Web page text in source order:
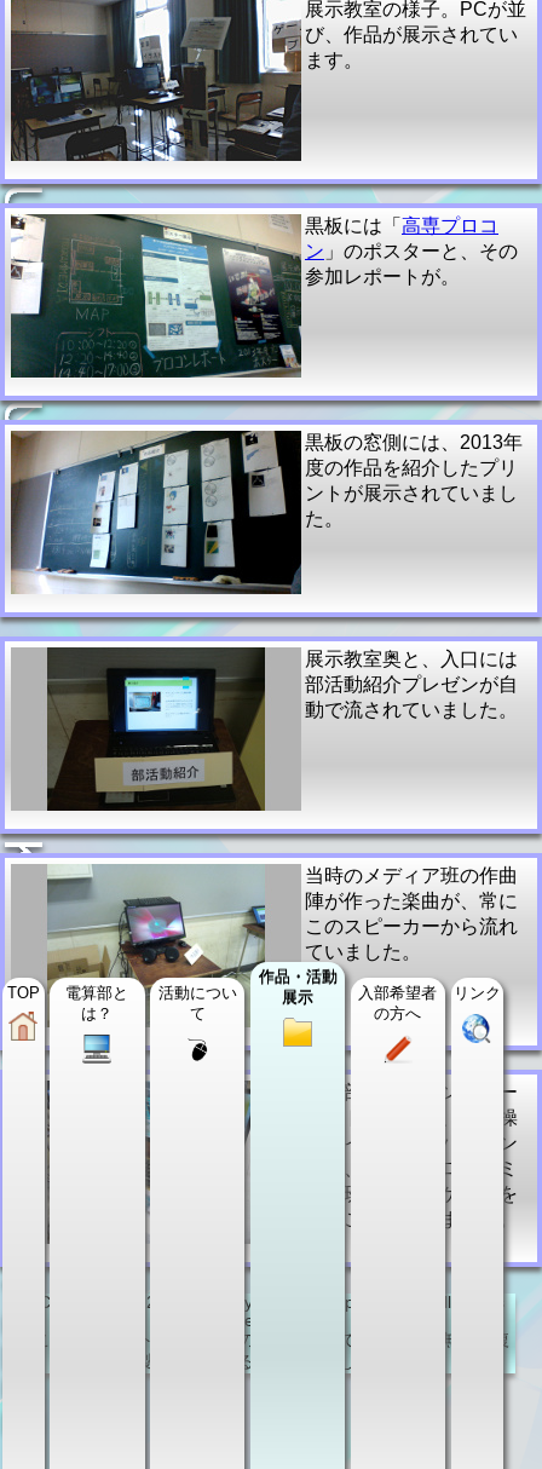
展示教室の様子。PCが並
び、作品が展示されてい
ます。
黒板には「 高専プロコ
ン 」のポスターと、その
参加レポートが。
黒板の窓側には、2013年
度の作品を紹介したプリ
ントが展示されていまし
た。
展示教室奥と、入口には
部活動紹介プレゼンが自
動で流されていました。
当時のメディア班の作曲
陣が作った楽曲が、常に
このスピーカーから流れ
ていました。
電算部特製のランチャー
ソフトウェアと、その操
作ガイド。このパソコン
では、電算部プログラミ
ング班の作ったゲームを
遊ぶことができました。
TOP
電算部と
は？
活動につい
て
作品・活動
展示
入部希望者
の方へ
リンク
Copyright (C) 2010-2014 by KCCT Computer Club. All Rights
Reserved.
このWebサイトにある全ての内容について，制作者に無断で複
製及び転載することを禁止します．